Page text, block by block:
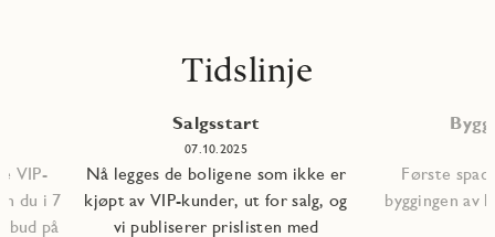
Tidslinje
VIP-
du i 7
på
Salgsstart
07.10.2025
Nå legges de boligene som ikke er
kjøpt av VIP-kunder, ut for salg, og
vi publiserer prislisten med
Første
byggingen av